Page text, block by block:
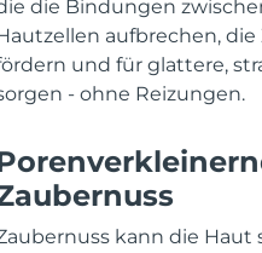
die Bindungen
aufbrechen,
und für glattere,
- ohne Reizungen.
kann die Haut